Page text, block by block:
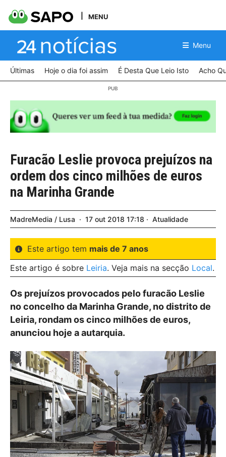
MENU
Menu
Últimas Hoje o dia foi assim É Desta Que Leio Isto Acho
Furacão Leslie provoca prejuízos na
ordem dos cinco milhões de euros
na Marinha Grande
MadreMedia / Lusa 17 out 2018 17:18 Atualidade
Este artigo tem mais de 7 anos
Este artigo é sobre Leiria. Veja mais na secção Local.
Os prejuízos provocados pelo furacão Leslie
no concelho da Marinha Grande, no distrito de
Leiria, rondam os cinco milhões de euros,
anunciou hoje a autarquia.